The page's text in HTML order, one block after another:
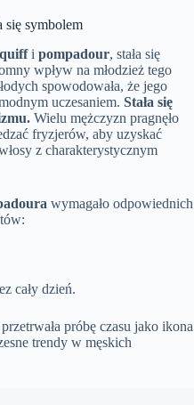
się symbolem
quiffi pompadour, stała się
wpływ na młodzież tego
spowodowała, że jego
uczesaniem. Stała się
Wielu mężczyzn pragnęło
fryzjerów, aby uzyskać
z charakterystycznym
wymagało odpowiednich
cały dzień.
próbę czasu jako ikona
trendy w męskich